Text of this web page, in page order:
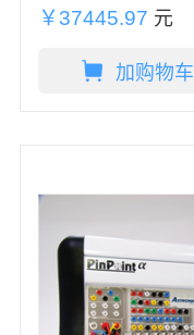
￥37445.97 元
加购物车